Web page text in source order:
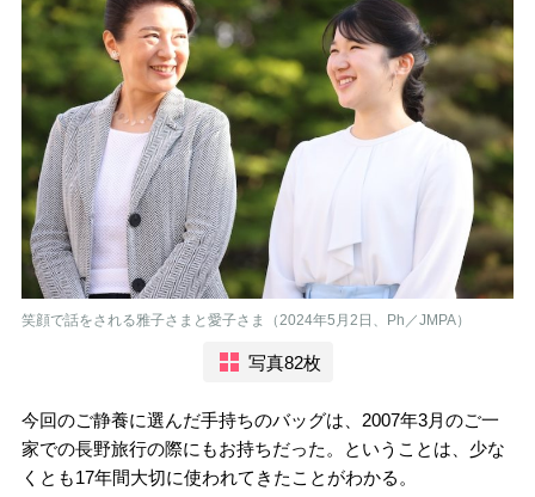
笑顔で話をされる雅子さまと愛子さま（2024年5月2日、Ph／JMPA）
写真82枚
今回のご静養に選んだ手持ちのバッグは、2007年3月のご一
家での長野旅行の際にもお持ちだった。ということは、少な
くとも17年間大切に使われてきたことがわかる。